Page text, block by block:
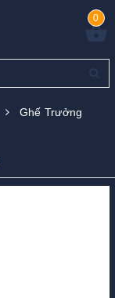
0
Ghế Trưởng